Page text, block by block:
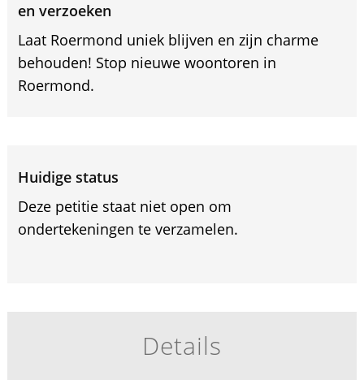
en verzoeken
Laat Roermond uniek blijven en zijn charme
behouden! Stop nieuwe woontoren in
Roermond.
Huidige status
Deze petitie staat niet open om
ondertekeningen te verzamelen.
Details